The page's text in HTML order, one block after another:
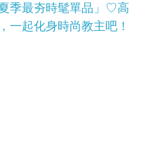
季最夯時髦單品」♡高
一起化身時尚教主吧！